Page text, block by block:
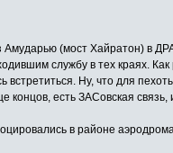
Амударью (мост Хайратон) в
службу в тех краях. Как
Ну, что для
концов, есть ЗАСовская
в районе